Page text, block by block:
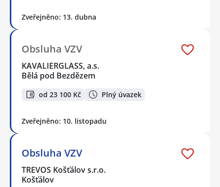
Zveřejněno: 13. dubna
Obsluha VZV
KAVALIERGLASS, a.s.
Bělá pod Bezdězem
od 23 100 Kč Plný úvazek
Zveřejněno: 10. listopadu
Obsluha VZV
TREVOS Košťálov s.r.o.
Košťálov